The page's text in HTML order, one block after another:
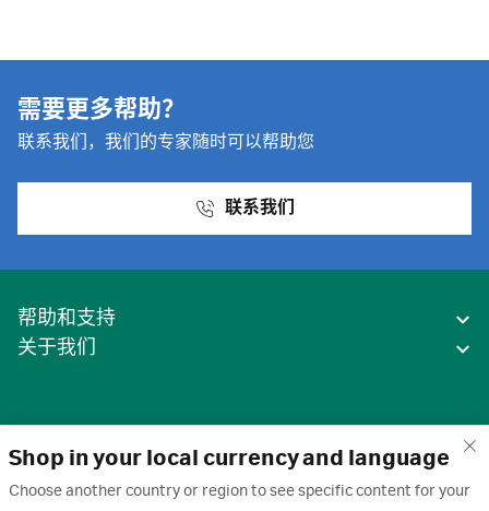
Shop in your local currency and language
Choose another country or region to see specific content for your
需要更多帮助？
联系我们，我们的专家随时可以帮助您
联系我们
帮助和支持
关于我们